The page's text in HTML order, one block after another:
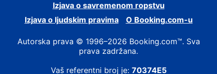
Izjava o savremenom ropstvu
Izjava o ljudskim pravima
О Booking.com-u
Autorska prava © 1996–2026 Booking.com™. Sva
prava zadržana.
Vaš referentni broj je: 70374E5